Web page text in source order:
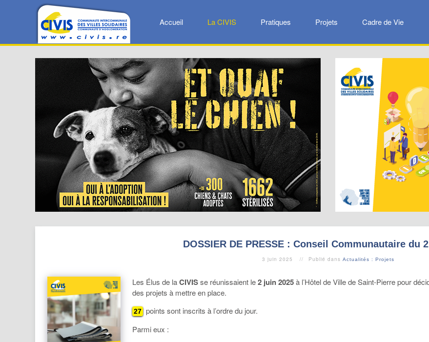
Accueil La CIVIS Pratiques Projets Cadre de Vie
DOSSIER DE PRESSE : Conseil Communautaire du
3 juin 2025 Publié dans Actualités : Projets
Les Élus de laCIVISse réunissaient le2 juin 2025à l’Hôtel de Ville de Saint-Pierre pour
des projets à mettre en place.
27 points sont inscrits à l’ordre du jour.
Parmi eux :